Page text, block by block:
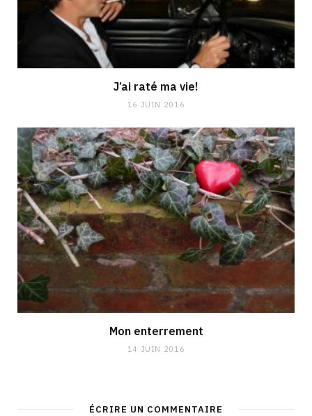
J’ai raté ma vie!
16 JUIN 2016
Mon enterrement
14 JUIN 2016
ÉCRIRE UN COMMENTAIRE